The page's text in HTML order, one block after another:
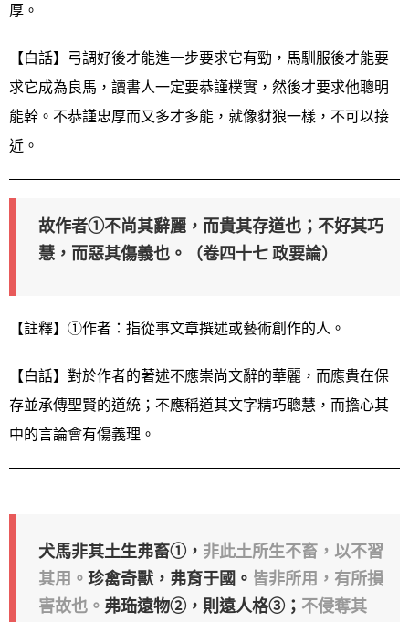
厚。
【白話】弓調好後才能進一步要求它有勁，馬馴服後才能要
求它成為良馬，讀書人一定要恭謹樸實，然後才要求他聰明
能幹。不恭謹忠厚而又多才多能，就像豺狼一樣，不可以接
近。
故作者①不尚其辭麗，而貴其存道也；不好其巧
慧，而惡其傷義也。（卷四十七 政要論）
【註釋】①作者：指從事文章撰述或藝術創作的人。
【白話】對於作者的著述不應崇尚文辭的華麗，而應貴在保
存並承傳聖賢的道統；不應稱道其文字精巧聰慧，而擔心其
中的言論會有傷義理。
犬馬非其土生弗畜①， 非此土所生不畜，以不習
其用。 珍禽奇獸，弗育于國。 皆非所用，有所損
害故也。 弗珤遠物②，則遠人格③； 不侵奪其